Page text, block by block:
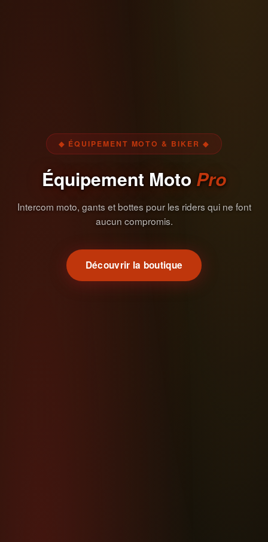
◆ ÉQUIPEMENT MOTO & BIKER ◆
Équipement Moto Pro
Intercom moto, gants et bottes pour les riders qui ne font
aucun compromis.
Découvrir la boutique